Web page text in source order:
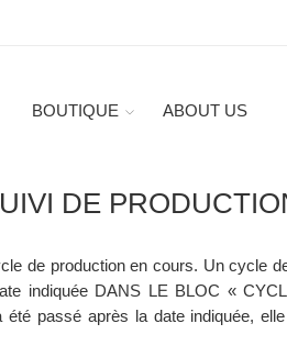
BOUTIQUE ABOUT US
DE
de production en cours. Un cycle
indiquée DANS LE BLOC «
passé après la date indiquée,